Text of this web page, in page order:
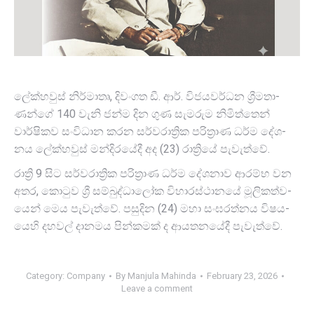
ලේක්හ­වුස් නිර්මාතෘ, දිවං­ගත ඩී. ආර්. විජ­ය­ව­ර්ධන ශ්‍රීම­තා­
ණන්ගේ 140 වැනි ජන්ම දින ගුණ සැම­රුම නිමි­ත්තෙන්
වාර්ෂි­කව සංවි­ධාන කරන සර්ව­රා­ත්‍රික පරි­ත්‍රාණ ධර්ම දේශ­
නය ලේක්හ­වුස් මන්දි­ර­යේදී අද (23) රාත්‍රියේ පැවැත්වේ.
රාත්‍රි 9 සිට සර්ව­රා­ත්‍රික පරි­ත්‍රාණ ධර්ම දේශ­නාව ආරම්භ වන
අතර, කොටුව ශ්‍රී සම්බු­ද්ධා­ලෝක විහා­ර­ස්ථා­නයේ මූලි­ක­ත්ව­
යෙන් මෙය පැවැත්වේ. පසු­දින (24) මහා සංඝ­ර­ත්නය විෂ­ය­
යෙහි දහ­වල් දාන­මය පින්ක­මක් ද ආය­ත­න­යේදී පැවැත්වේ.
Category: Company By Manjula Mahinda
February 23, 2026
Leave a comment